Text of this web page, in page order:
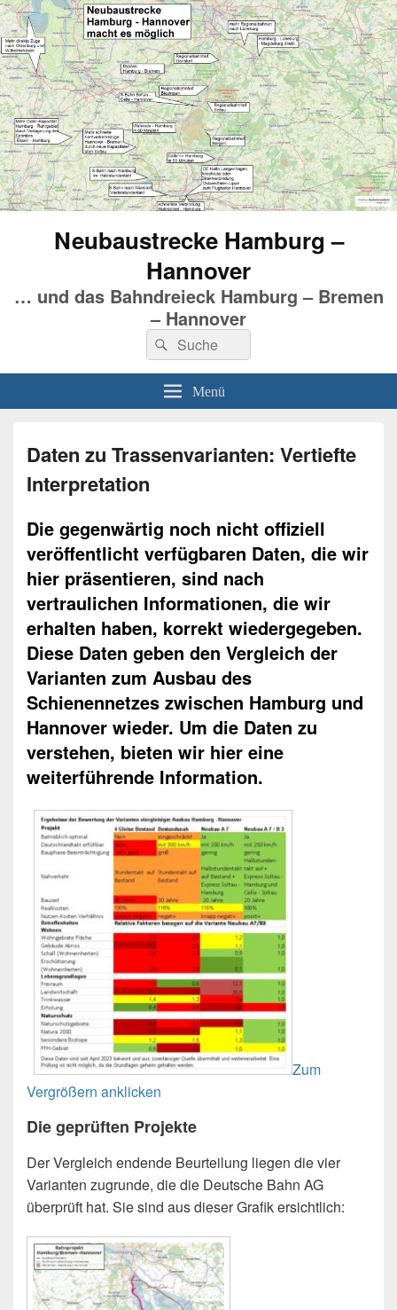
Neubaustrecke Hamburg –
Hannover
… und das Bahndreieck Hamburg – Bremen
– Hannover
Suchen
nach:
Suchen
Menü
Daten zu Trassenvarianten: Vertiefte
Interpretation
Die gegenwärtig noch nicht offiziell
veröffentlicht verfügbaren Daten, die wir
hier präsentieren, sind nach
vertraulichen Informationen, die wir
erhalten haben, korrekt wiedergegeben.
Diese Daten geben den Vergleich der
Varianten zum Ausbau des
Schienennetzes zwischen Hamburg und
Hannover wieder. Um die Daten zu
verstehen, bieten wir hier eine
weiterführende Information.
Zum
Vergrößern anklicken
Die geprüften Projekte
Der Vergleich endende Beurteilung liegen die vier
Varianten zugrunde, die die Deutsche Bahn AG
überprüft hat. Sie sind aus dieser Grafik ersichtlich: